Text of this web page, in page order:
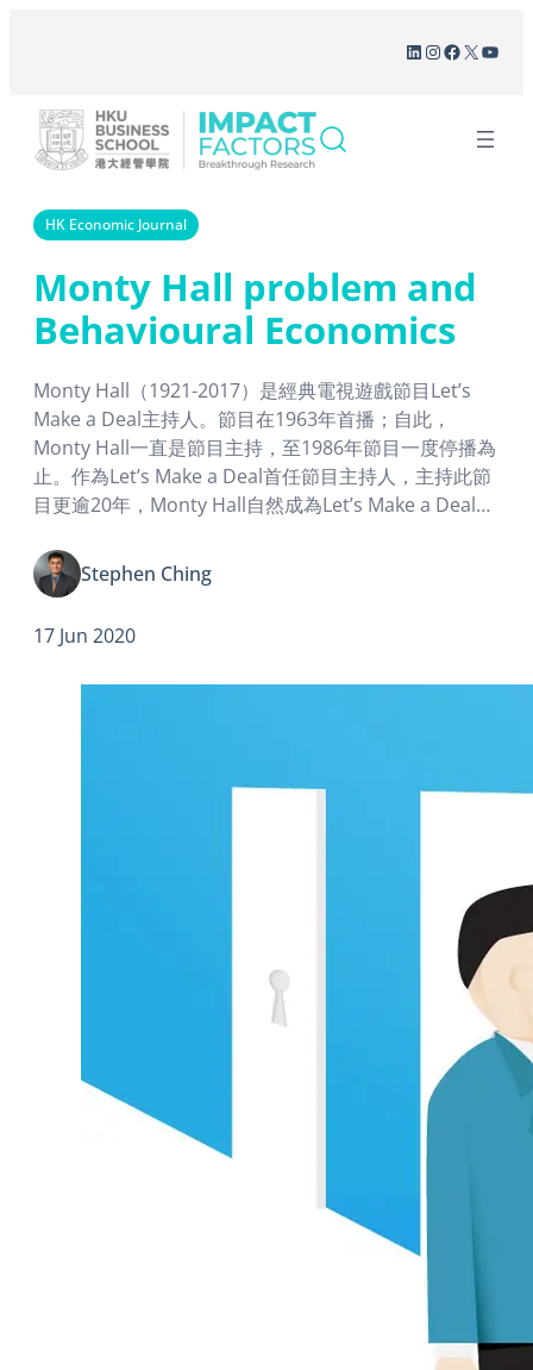
LinkedIn
Instagram
Facebook
X
HK Economic Journal
Monty Hall problem and
Behavioural Economics
Monty Hall（1921-2017）是經典電視遊戲節目Let’s
Make a Deal主持人。節目在1963年首播；自此，
Monty Hall一直是節目主持，至1986年節目一度停播為
止。作為Let’s Make a Deal首任節目主持人，主持此節
目更逾20年，Monty Hall自然成為Let’s Make a Deal的
電視網絡CBS播放，現任節目主持為Wayne Brady。）
Stephen Ching
17 Jun 2020